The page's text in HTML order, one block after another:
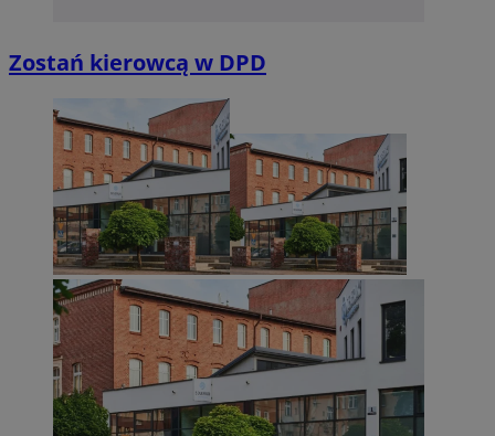
Zostań kierowcą w DPD
Niezbędne Wydajność
Niezbędne pliki cookie umożliwiają korzystanie z podstawowych
takich jak logowanie użytkownika i zarządzanie kontem. Bez
można prawidłowo korzystać ze strony internetowej.
Nazwa
Provider/
Domena
SessID
sosnowiecki.pl
QeSessID sosnowiecki.pl
MvSessID sosnowiecki.pl